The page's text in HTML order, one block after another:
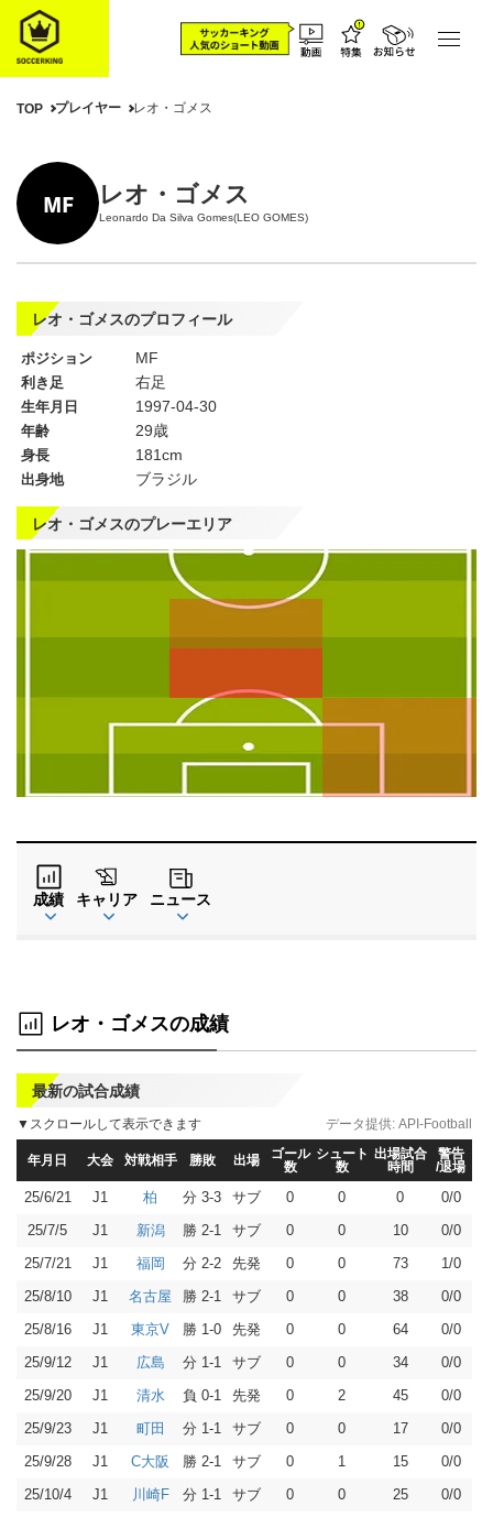
TOP プレイヤー レオ・ゴメス
MF レオ・ゴメス
Leonardo Da Silva Gomes(LEO GOMES)
レオ・ゴメスのプロフィール
ポジション MF
利き足 右足
生年月日 1997-04-30
年齢 29歳
身長 181cm
出身地 ブラジル
レオ・ゴメスのプレーエリア
左
WG
CF
右
WG
CMF
CB
SB
GK
成績 キャリア ニュース
レオ・ゴメスの成績
最新の試合成績
▼スクロールして表示できます
年月日 大会 対戦相手 勝敗 出場
ゴール
数
シュート
数
出場試合
時間
警告
/退場
25/6/21 J1 柏 分 3-3 サブ 0 0 0
0/0
25/7/5
J1 新潟 勝 2-1 サブ 0 0 10
0/0
25/7/21
J1 福岡 分 2-2 先発 0 0 73
1/0
25/8/10
J1 名古屋 勝 2-1 サブ 0 0 38
0/0
25/8/16
J1 東京V 勝 1-0 先発 0 0 64
0/0
25/9/12
J1 広島 分 1-1 サブ 0 0 34
0/0
25/9/20
J1 清水 負 0-1 先発 0 2 45
0/0
25/9/23
J1 町田 分 1-1 サブ 0 0 17
0/0
25/9/28
J1 C大阪 勝 2-1 サブ 0 1 15
0/0
25/10/4
J1 川崎F 分 1-1 サブ 0 0 25
0/0
データ提供: API-Football